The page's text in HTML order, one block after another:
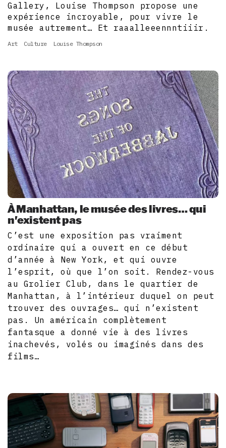
Gallery, Louise Thompson propose une
expérience incroyable, pour vivre le
musée autrement… Et raaalleeennntiiir.
Art Culture Louise Thompson
À Manhattan, le musée des livres… qui
n'existent pas
C’est une exposition pas vraiment
ordinaire qui a ouvert en ce début
d’année à New York, et qui ouvre
l’esprit, où que l’on soit. Rendez-vous
au Grolier Club, dans le quartier de
Manhattan, à l’intérieur duquel on peut
trouver des ouvrages… qui n’existent
pas. Un américain complètement
fantasque a donné vie à des livres
inachevés, volés ou imaginés dans des
films…